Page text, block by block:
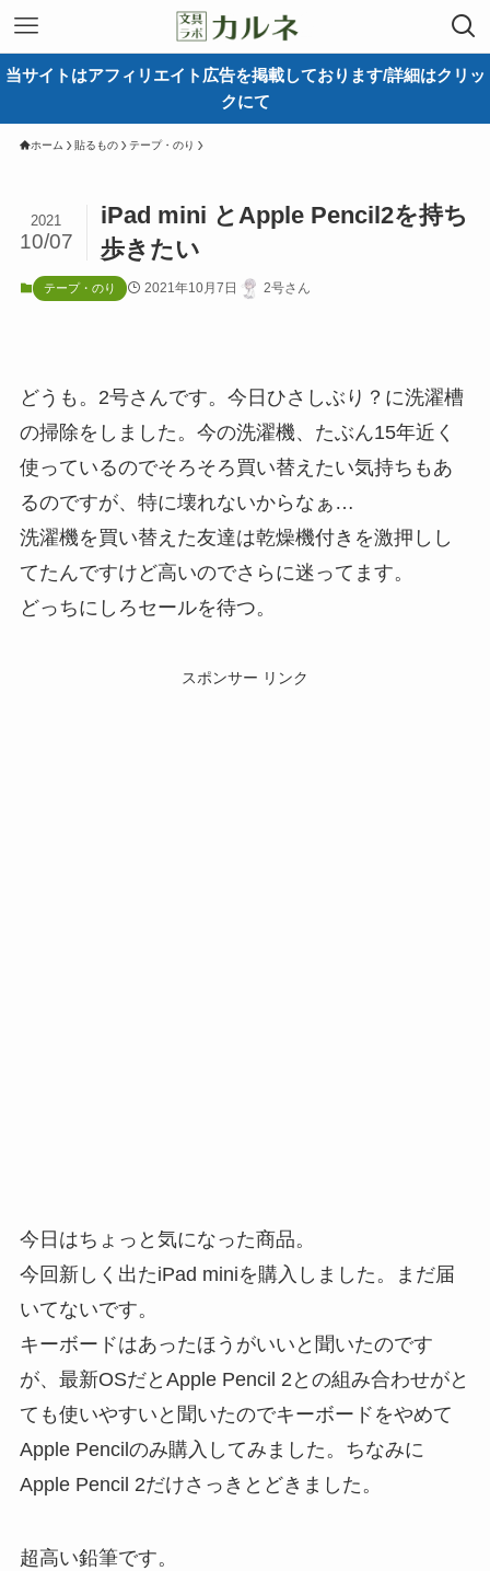
当サイトはアフィリエイト広告を掲載しております/詳細はクリッ
クにて
ホーム 貼るもの テープ・のり
iPad mini とApple Pencil2を持ち
歩きたい
2021
10/07
テープ・のり 2021年10月7日 2号さん
どうも。2号さんです。今日ひさしぶり？に洗濯槽
の掃除をしました。今の洗濯機、たぶん15年近く
使っているのでそろそろ買い替えたい気持ちもあ
るのですが、特に壊れないからなぁ…
洗濯機を買い替えた友達は乾燥機付きを激押しし
てたんですけど高いのでさらに迷ってます。
どっちにしろセールを待つ。
スポンサー リンク
今日はちょっと気になった商品。
今回新しく出たiPad miniを購入しました。まだ届
いてないです。
キーボードはあったほうがいいと聞いたのです
が、最新OSだとApple Pencil 2との組み合わせがと
ても使いやすいと聞いたのでキーボードをやめて
Apple Pencilのみ購入してみました。ちなみに
Apple Pencil 2だけさっきとどきました。
超高い鉛筆です。